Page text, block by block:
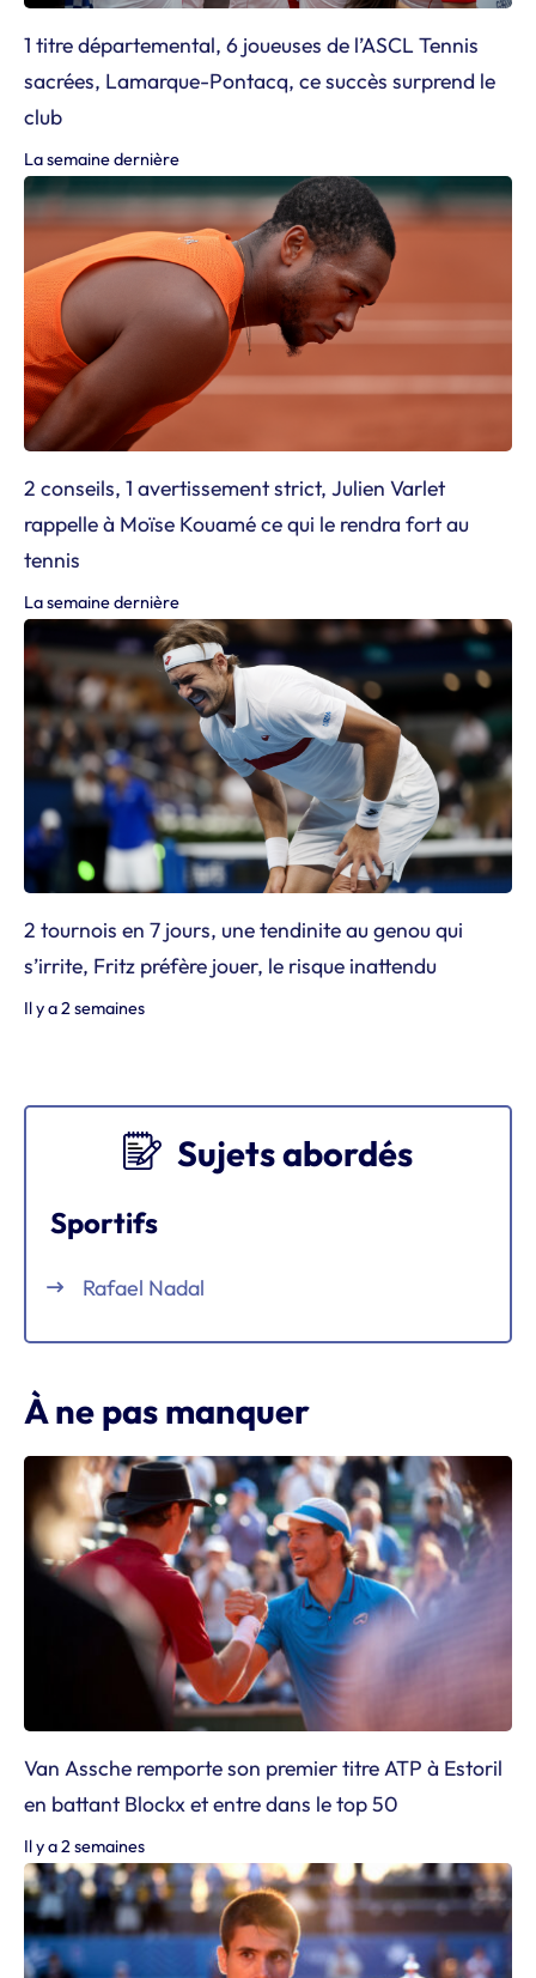
1 titre départemental, 6 joueuses de l’ASCL Tennis
sacrées, Lamarque-Pontacq, ce succès surprend le
club
La semaine dernière
2 conseils, 1 avertissement strict, Julien Varlet
rappelle à Moïse Kouamé ce qui le rendra fort au
tennis
La semaine dernière
2 tournois en 7 jours, une tendinite au genou qui
s’irrite, Fritz préfère jouer, le risque inattendu
Il y a 2 semaines
Sujets abordés
Sportifs
Rafael Nadal
À ne pas manquer
Van Assche remporte son premier titre ATP à Estoril
en battant Blockx et entre dans le top 50
Il y a 2 semaines